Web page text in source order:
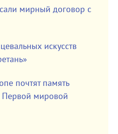
мирный договор с
искусств
почтят память
Первой мировой